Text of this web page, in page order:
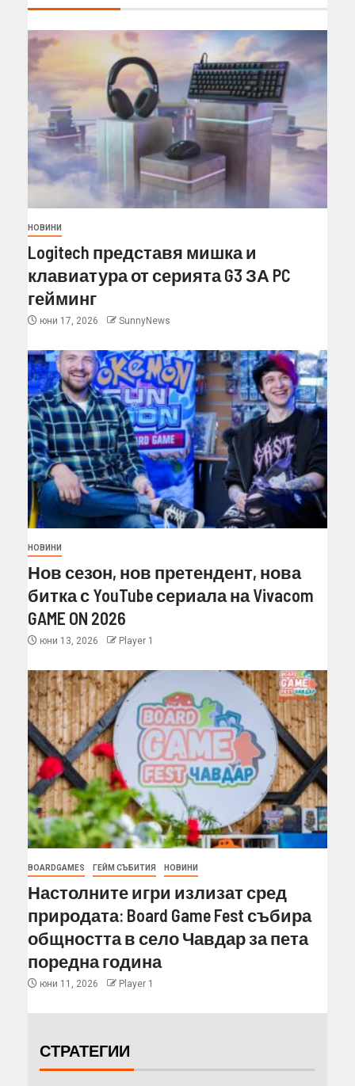
НОВИНИ
Logitech представя мишка и
клавиатура от серията G3 ЗА PC
гейминг
юни 17, 2026 SunnyNews
НОВИНИ
Нов сезон, нов претендент, нова
битка с YouTube сериала на Vivacom
GAME ON 2026
юни 13, 2026 Player 1
BOARDGAMES ГЕЙМ СЪБИТИЯ НОВИНИ
Настолните игри излизат сред
природата: Board Game Fest събира
общността в село Чавдар за пета
поредна година
юни 11, 2026 Player 1
СТРАТЕГИИ